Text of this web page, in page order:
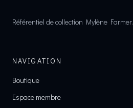
Référentiel de collection Mylène Farmer.
NAVIGATION
Boutique
Espace membre